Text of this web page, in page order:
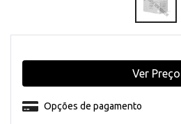
Opções de pagamento
Ver Preço